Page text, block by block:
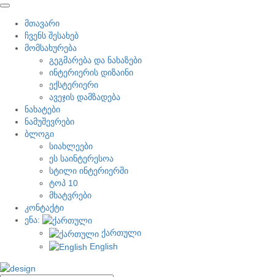
მთავარი
ჩვენს შესახებ
მომსახურება
გეგმარება და ნახაზები
ინტერიერის დიზაინი
ექსტერიერი
ავეჯის დამზადება
ნახატები
ნამუშევრები
ბლოგი
სიახლეები
ეს საინტერესოა
სტილი ინტერიერში
ტოპ 10
მხატვრები
კონტაქტი
ენა:
ქართული
English